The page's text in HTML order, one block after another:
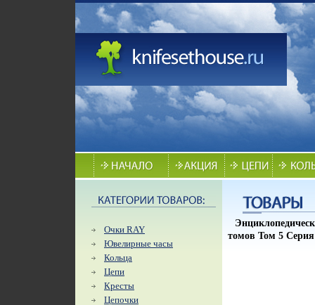
Очки RAY
Ювелирные часы
Кольца
Цепи
Кресты
Цепочки
томов Том 5